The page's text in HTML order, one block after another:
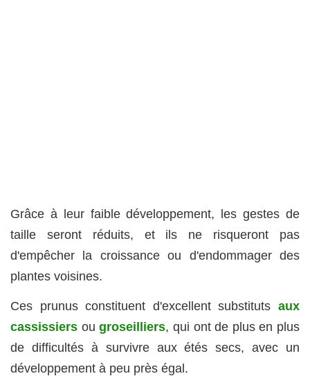
Grâce à leur faible développement, les gestes de
taille seront réduits, et ils ne risqueront pas
d'empêcher la croissance ou d'endommager des
plantes voisines.
Ces prunus constituent d'excellent substituts aux
cassissiers ougroseilliers, qui ont de plus en plus
de difficultés à survivre aux étés secs, avec un
développement à peu près égal.